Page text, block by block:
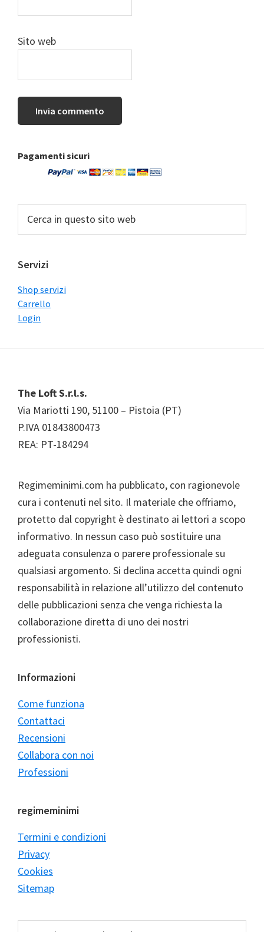
Sito web
Barra
laterale
Pagamenti sicuri
web
Servizi
Shop servizi
Carrello
Login
Footer
The Loft S.r.l.s.
Via Mariotti 190, 51100 – Pistoia (PT)
P.IVA 01843800473
REA: PT-184294
Regimeminimi.com ha pubblicato, con ragionevole
cura i contenuti nel sito. Il materiale che offriamo,
protetto dal copyright è destinato ai lettori a scopo
informativo. In nessun caso può sostituire una
adeguata consulenza o parere professionale su
qualsiasi argomento. Si declina accetta quindi ogni
responsabilità in relazione all’utilizzo del contenuto
delle pubblicazioni senza che venga richiesta la
collaborazione diretta di uno dei nostri
professionisti.
Informazioni
Come funziona
Contattaci
Recensioni
Collabora con noi
Professioni
regimeminimi
Termini e condizioni
Privacy
Cookies
Sitemap